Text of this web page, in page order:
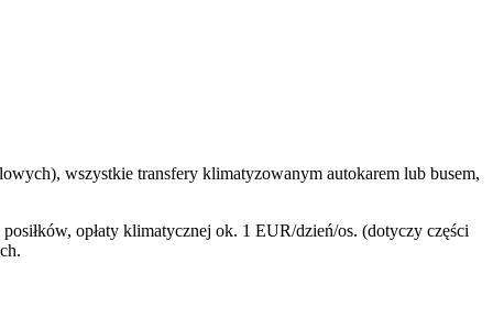
wszystkie transfery klimatyzowanym autokarem lub busem,
opłaty klimatycznej ok. 1 EUR/dzień/os. (dotyczy części